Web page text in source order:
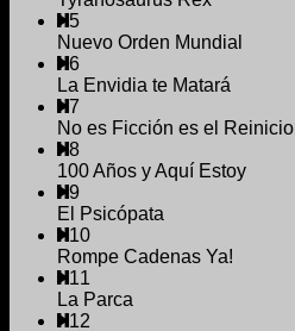
5
Nuevo Orden Mundial
6
La Envidia te Matará
7
No es Ficción es el Reinicio
8
100 Años y Aquí Estoy
9
El Psicópata
10
Rompe Cadenas Ya!
11
La Parca
12